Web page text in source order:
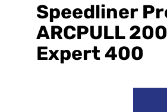
Speedliner
ARCPULL
Expert 400